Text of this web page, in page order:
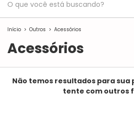
Início > Outros > Acessórios
Acessórios
Não temos resultados para sua
tente com outros